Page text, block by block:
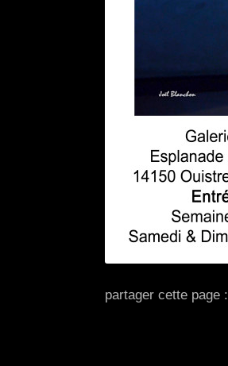
partager cette page :